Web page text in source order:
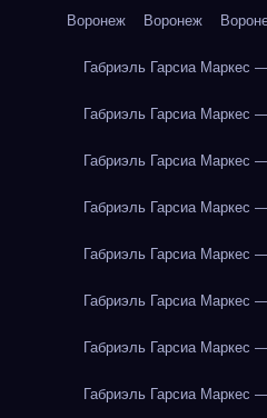
Воронеж Воронеж
Габриэль Гарсиа Маркес
Габриэль Гарсиа Маркес
Габриэль Гарсиа Маркес
Габриэль Гарсиа Маркес
Габриэль Гарсиа Маркес
Габриэль Гарсиа Маркес
Габриэль Гарсиа Маркес
Габриэль Гарсиа Маркес